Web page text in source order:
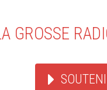
GROSSE